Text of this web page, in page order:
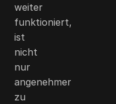
weiter
funktioniert,
ist
nicht
nur
angenehmer
zu